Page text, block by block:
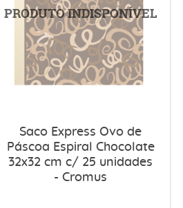
Saco Express Ovo de
Páscoa Espiral Chocolate
32x32 cm c/ 25 unidades
- Cromus